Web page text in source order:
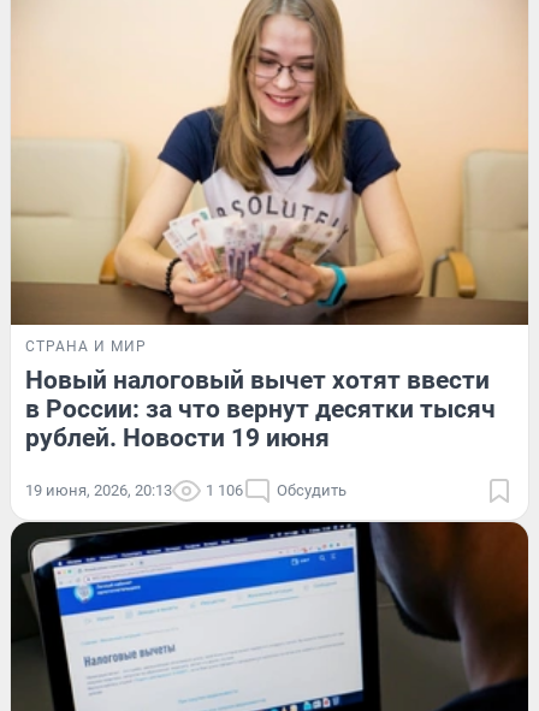
СТРАНА И МИР
Новый налоговый вычет хотят ввести
в России: за что вернут десятки тысяч
рублей. Новости 19 июня
19 июня, 2026, 20:13 1 106 Обсудить